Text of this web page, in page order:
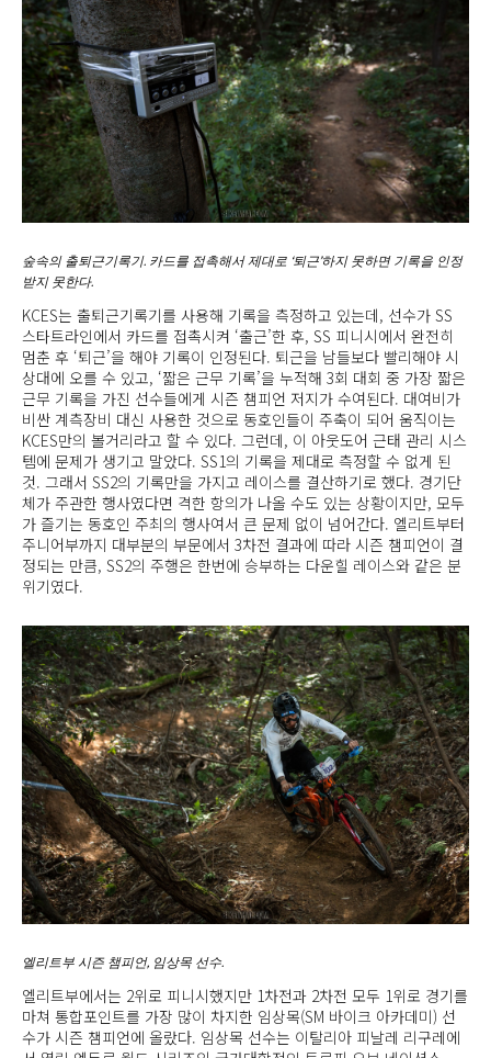
숲속의 출퇴근기록기. 카드를 접촉해서 제대로 ‘퇴근’하지 못하면 기록을 인정
받지 못한다.
KCES는 출퇴근기록기를 사용해 기록을 측정하고 있는데, 선수가 SS
스타트라인에서 카드를 접촉시켜 ‘출근’한 후, SS 피니시에서 완전히
멈춘 후 ‘퇴근’을 해야 기록이 인정된다. 퇴근을 남들보다 빨리해야 시
상대에 오를 수 있고, ‘짧은 근무 기록’을 누적해 3회 대회 중 가장 짧은
근무 기록을 가진 선수들에게 시즌 챔피언 저지가 수여된다. 대여비가
비싼 계측장비 대신 사용한 것으로 동호인들이 주축이 되어 움직이는
KCES만의 볼거리라고 할 수 있다. 그런데, 이 아웃도어 근태 관리 시스
템에 문제가 생기고 말았다. SS1의 기록을 제대로 측정할 수 없게 된
것. 그래서 SS2의 기록만을 가지고 레이스를 결산하기로 했다. 경기단
체가 주관한 행사였다면 격한 항의가 나올 수도 있는 상황이지만, 모두
가 즐기는 동호인 주최의 행사여서 큰 문제 없이 넘어간다. 엘리트부터
주니어부까지 대부분의 부문에서 3차전 결과에 따라 시즌 챔피언이 결
정되는 만큼, SS2의 주행은 한번에 승부하는 다운힐 레이스와 같은 분
위기였다.
엘리트부 시즌 챔피언, 임상목 선수.
엘리트부에서는 2위로 피니시했지만 1차전과 2차전 모두 1위로 경기를
마쳐 통합포인트를 가장 많이 차지한 임상목(SM 바이크 아카데미) 선
수가 시즌 챔피언에 올랐다. 임상목 선수는 이탈리아 피날레 리구레에